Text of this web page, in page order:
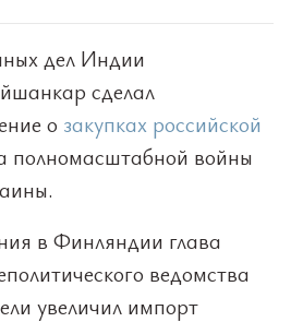
дел Индии
сделал
о закупках российской
полномасштабной войны
в Финляндии глава
ведомства
увеличил импорт